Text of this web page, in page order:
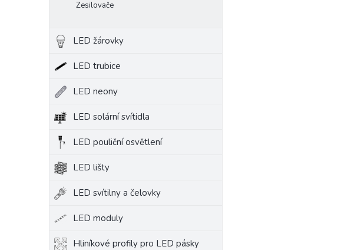
Zesilovače
LED žárovky
LED trubice
LED neony
LED solární svítidla
LED pouliční osvětlení
LED lišty
LED svítilny a čelovky
LED moduly
Hliníkové profily pro LED pásky